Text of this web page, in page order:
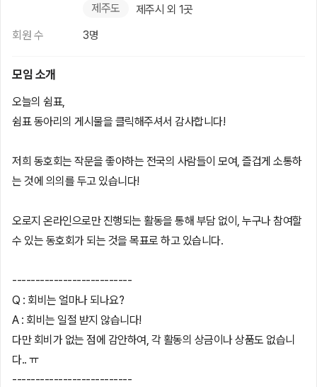
제주도
제주시 외 1곳
회원 수
3명
모임 소개
오늘의 쉼표,
쉼표 동아리의 게시물을 클릭해주셔서 감사합니다!
저희 동호회는 작문을 좋아하는 전국의 사람들이 모여, 즐겁게 소통하
는 것에 의의를 두고 있습니다!
오로지 온라인으로만 진행되는 활동을 통해 부담 없이, 누구나 참여할
수 있는 동호회가 되는 것을 목표로 하고 있습니다.
--------------------------
Q : 회비는 얼마나 되나요?
A : 회비는 일절 받지 않습니다!
다만 회비가 없는 점에 감안하여, 각 활동의 상금이나 상품도 없습니
다.. ㅠ
--------------------------